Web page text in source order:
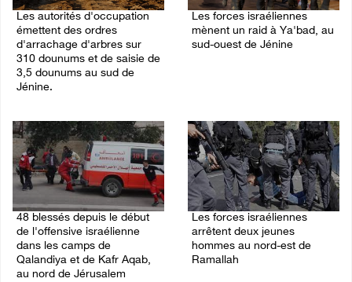
Les autorités d'occupation
émettent des ordres
d'arrachage d'arbres sur
310 dounums et de saisie de
3,5 dounums au sud de
Jénine.
Les forces israéliennes
mènent un raid à Ya'bad, au
sud-ouest de Jénine
48 blessés depuis le début
de l'offensive israélienne
dans les camps de
Qalandiya et de Kafr Aqab,
au nord de Jérusalem
Les forces israéliennes
arrêtent deux jeunes
hommes au nord-est de
Ramallah